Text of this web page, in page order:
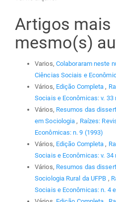
Artigos mais
mesmo(s)
Varios, Colaboraram neste
Ciências Sociais e
Vários, Edição Completa ,
Sociais e Econômicas: v. 33
Vários, Resumos das
em Sociologia , Raízes:
Econômicas: n. 9 (1993)
Vários, Edição Completa ,
Sociais e Econômicas: v. 34
Vários, Resumos das
Sociologia Rural da UFPB ,
Sociais e Econômicas: n. 4